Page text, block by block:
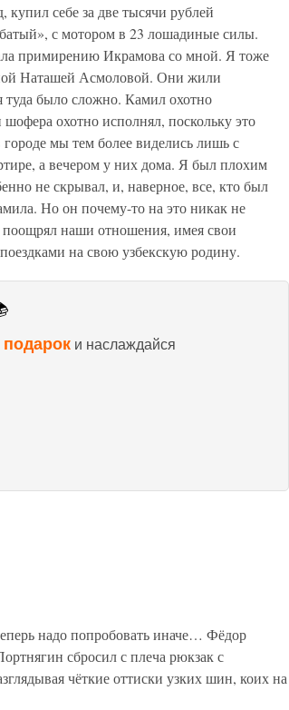
купил себе за две тысячи рублей
с мотором в 23 лошадиные силы.
примирению Икрамова со мной. Я тоже
Наташей Асмоловой. Они жили
туда было сложно. Камил охотно
охотно исполнял, поскольку это
мы тем более виделись лишь с
а вечером у них дома. Я был плохим
не скрывал, и, наверное, все, кто был
Но он почему-то на это никак не
поощрял наши отношения, имея свои
на свою узбекскую родину.
и наслаждайся
надо попробовать иначе… Фёдор
сбросил с плеча рюкзак с
чёткие оттиски узких шин, коих на